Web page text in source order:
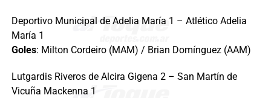
Deportivo Municipal de Adelia María 1 – Atlético Adelia
María 1
Goles: Milton Cordeiro (MAM) / Brian Domínguez (AAM)
Lutgardis Riveros de Alcira Gigena 2 – San Martín de
Vicuña Mackenna 1